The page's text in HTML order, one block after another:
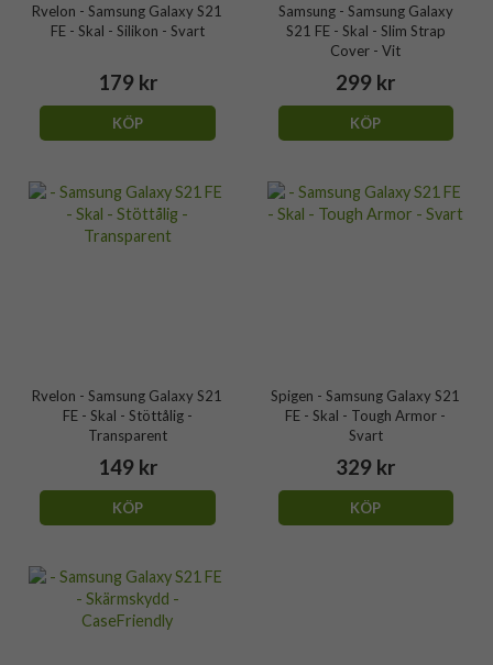
Rvelon - Samsung Galaxy S21
FE - Skal - Silikon - Svart
179 kr
KÖP
Samsung - Samsung Galaxy
S21 FE - Skal - Slim Strap
Cover - Vit
299 kr
KÖP
Rvelon - Samsung Galaxy S21
FE - Skal - Stöttålig -
Transparent
149 kr
KÖP
Spigen - Samsung Galaxy S21
FE - Skal - Tough Armor -
Svart
329 kr
KÖP